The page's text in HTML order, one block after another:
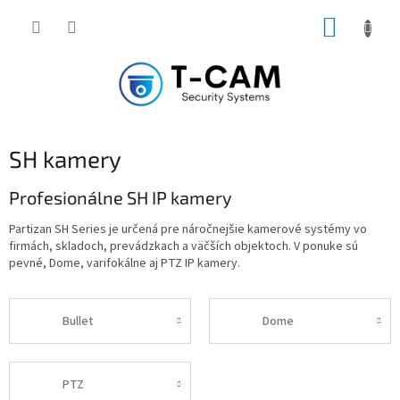
SH kamery
Profesionálne SH IP kamery
Partizan SH Series je určená pre náročnejšie kamerové systémy vo
firmách, skladoch, prevádzkach a väčších objektoch. V ponuke sú
pevné, Dome, varifokálne aj PTZ IP kamery.
Bullet Dome
PTZ